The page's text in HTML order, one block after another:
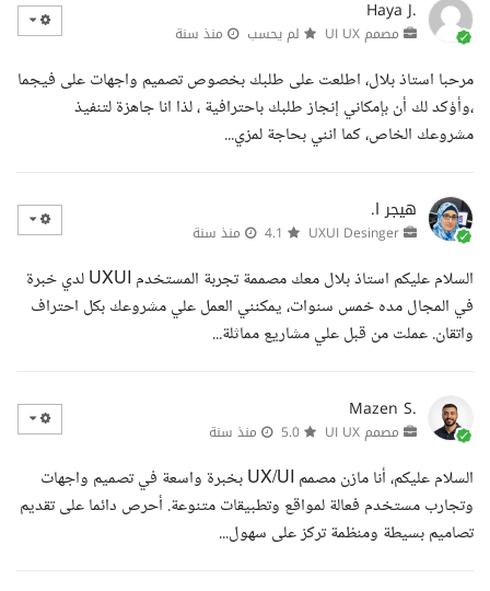
Haya J.
مصمم UI UX لم يحسب منذ سنة
مرحبا استاذ بلال، اطلعت على طلبك بخصوص تصميم واجهات على فيجما
،وأؤكد لك أن بإمكاني إنجاز طلبك باحترافية ، لذا انا جاهزة لتنفيذ
مشروعك الخاص، كما انني بحاجة لمزي...
هيجر ا.
منذ سنة
السلام عليكم استاذ بلال معك مصممة تجربة المستخدم UXUI لدي خبرة
في المجال مده خمس سنوات، يمكنني العمل علي مشروعك بكل احتراف
واتقان. عملت من قبل علي مشاريع مماثلة...
Mazen S.
مصمم UI UX منذ سنة
السلام عليكم، أنا مازن مصمم UX/UI بخبرة واسعة في تصميم واجهات
وتجارب مستخدم فعالة لمواقع وتطبيقات متنوعة. أحرص دائما على تقديم
تصاميم بسيطة ومنظمة تركز على سهول...